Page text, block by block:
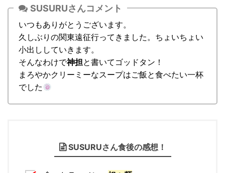
SUSURUさんコメント
いつもありがとうございます。
久しぶりの関東遠征行ってきました。ちょいちょい
小出ししていきます。
そんなわけで神担と書いてゴッドタン！
まろやかクリーミーなスープはご飯と食べたい一杯
でした
SUSURUさん食後の感想！